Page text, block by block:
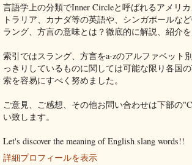
言語学上の分類でInner Circleと呼ばれるアメリ
トラリア、カナダ等の英語や、シンガポールな
ラング、方言の意味とは？徹底的に解説、紹介を
索引ではスラング、方言をa-zのアルファベット
っきりしているものに関しては可能な限り各国
索を容易にすべく努めました。
ご意見、ご感想、その他お問い合わせは下部の
い致します。
Let's discover the meaning of English slang words!!
詳細プロフィールを表示